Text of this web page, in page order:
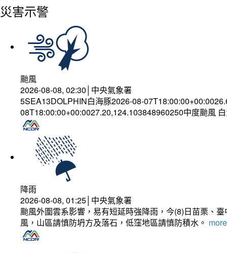
災害示警
颱風
2026-08-08, 02:30│中央氣象署
5SEA13DOLPHIN白海豚2026-08-
08T18:00:00+00:0027.20,124.103848960250中度颱風
降雨
2026-08-08, 01:25│中央氣象署
颱風外圍雲系影響，易有短延時強降雨，今(8)日苗栗、
風，山區請慎防坍方及落石，低窪地區請慎防積水。